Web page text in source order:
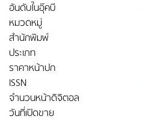
อันดับในอุ๊คบี
หมวดหมู่
สำนักพิมพ์
ประเภท
ราคาหน้าปก
ISSN
จำนวนหน้าดิจิตอล
วันที่เปิดขาย